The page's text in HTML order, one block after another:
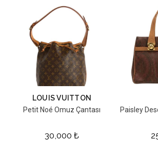
LOUIS VUITTON
Petit Noé Omuz Çantası
30,000 ₺
Paisley